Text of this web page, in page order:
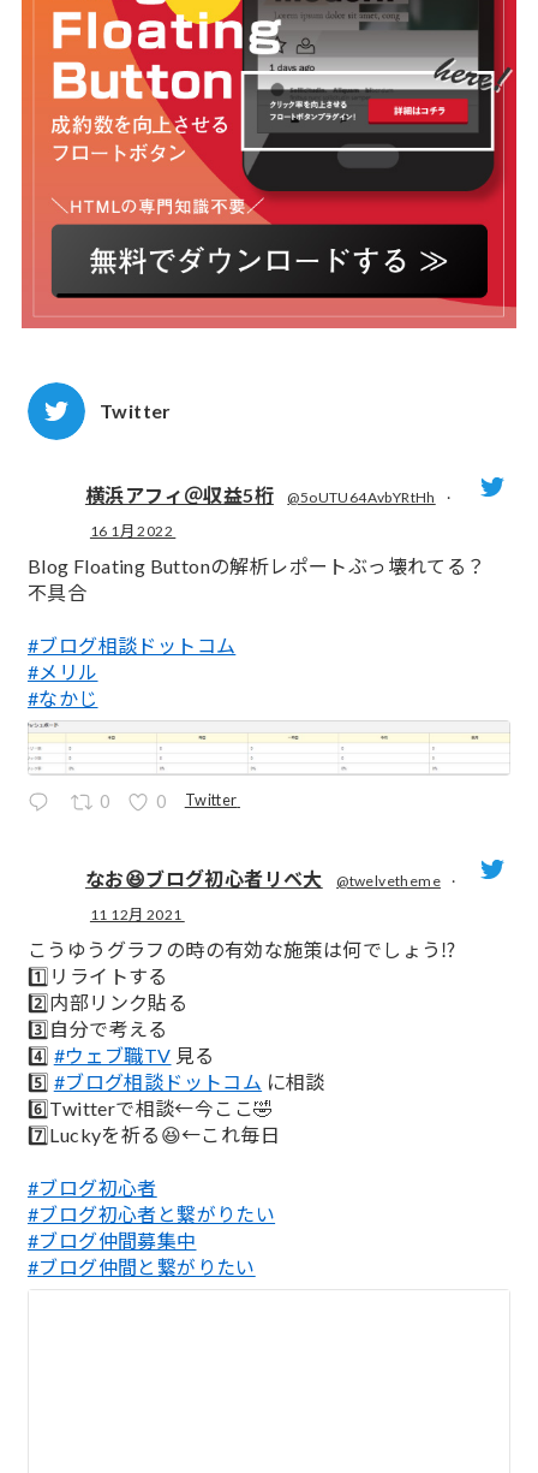
Twitter
横浜アフィ＠収益5桁 @5oUTU64AvbYRtHh
·
16 1月 2022
Blog Floating Buttonの解析レポートぶっ壊れてる？
不具合
#ブログ相談ドットコム
#メリル
#なかじ
0 0 Twitter
なお😆ブログ初心者リベ大 @twelvetheme
·
11 12月 2021
こうゆうグラフの時の有効な施策は何でしょう⁉️
1️⃣リライトする
2️⃣内部リンク貼る
3️⃣自分で考える
4️⃣ #ウェブ職TV 見る
5️⃣ #ブログ相談ドットコム に相談
6️⃣Twitterで相談←今ここ🤣
7️⃣Luckyを祈る😆←これ毎日
#ブログ初心者
#ブログ初心者と繋がりたい
#ブログ仲間募集中
#ブログ仲間と繋がりたい